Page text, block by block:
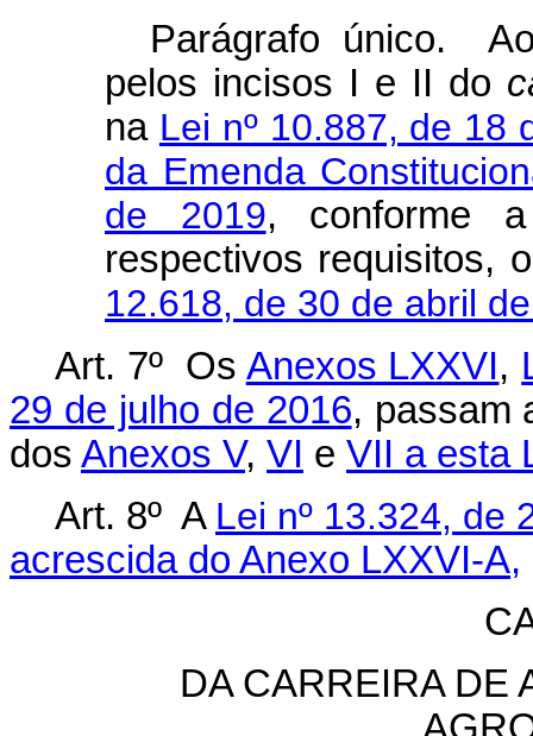
Parágrafo único.
pelos incisos I e II do
na Lei nº 10.887, de 18
da Emenda
de 2019, conforme
respectivos requisitos,
12.618, de 30 de abril
Art. 7º Os Anexos LXXVI,
29 de julho de 2016, passam
dos Anexos V, VI e VII a esta
Art. 8º A Lei nº 13.324, de
acrescida do Anexo LXXVI-A,
DA CARREIRA DE